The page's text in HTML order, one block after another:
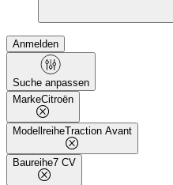
Anmelden
Suche anpassen
MarkeCitroën
ModellreiheTraction Avant
Baureihe7 CV